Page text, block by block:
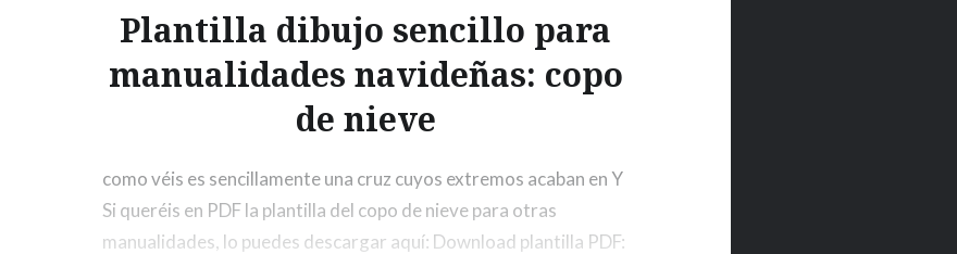
Plantilla dibujo sencillo para
manualidades navideñas: copo
de nieve
como véis es sencillamente una cruz cuyos extremos acaban en Y
Si queréis en PDF la plantilla del copo de nieve para otras
manualidades, lo puedes descargar aquí: Download plantilla PDF: